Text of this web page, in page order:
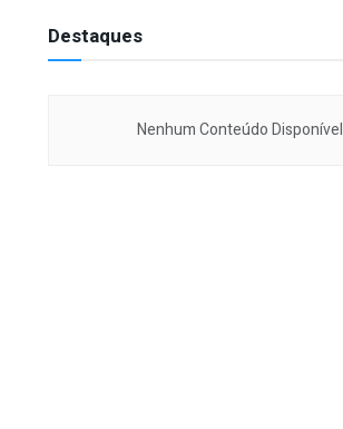
Destaques
Nenhum Conteúdo Disponível